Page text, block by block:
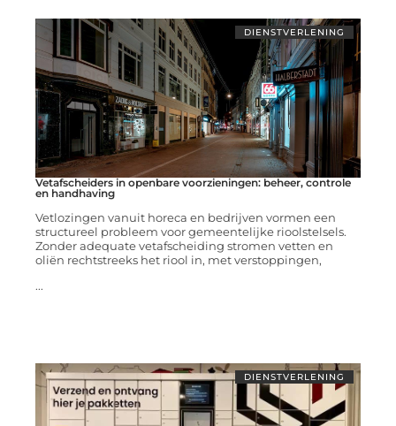
DIENSTVERLENING
Vetafscheiders in openbare voorzieningen: beheer, controle
en handhaving
Vetlozingen vanuit horeca en bedrijven vormen een
structureel probleem voor gemeentelijke rioolstelsels.
Zonder adequate vetafscheiding stromen vetten en
oliën rechtstreeks het riool in, met verstoppingen,
...
DIENSTVERLENING